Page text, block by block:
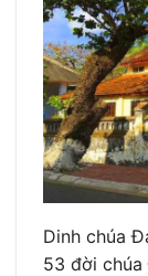
Dinh chúa
53 đời